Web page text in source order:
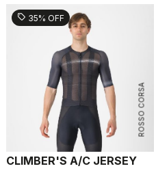
ROSSO CORSA
sell 35% OFF
CLIMBER'S A/C JERSEY